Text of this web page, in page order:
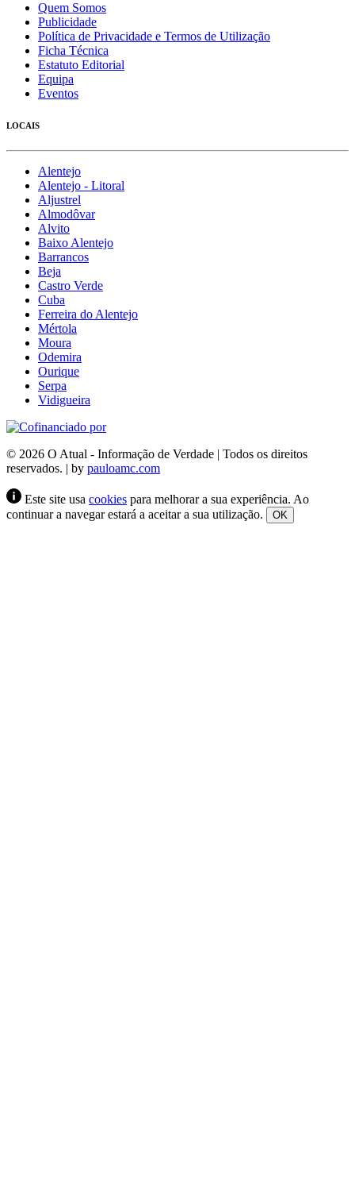
Quem Somos
Publicidade
Política de Privacidade e Termos de Utilização
Ficha Técnica
Estatuto Editorial
Equipa
Eventos
LOCAIS
Alentejo
Alentejo - Litoral
Aljustrel
Almodôvar
Alvito
Baixo Alentejo
Barrancos
Beja
Castro Verde
Cuba
Ferreira do Alentejo
Mértola
Moura
Odemira
Ourique
Serpa
Vidigueira
© 2026 O Atual - Informação de Verdade | Todos os direitos
reservados. | by pauloamc.com
Este site usa cookies para melhorar a sua experiência. Ao
continuar a navegar estará a aceitar a sua utilização.
OK